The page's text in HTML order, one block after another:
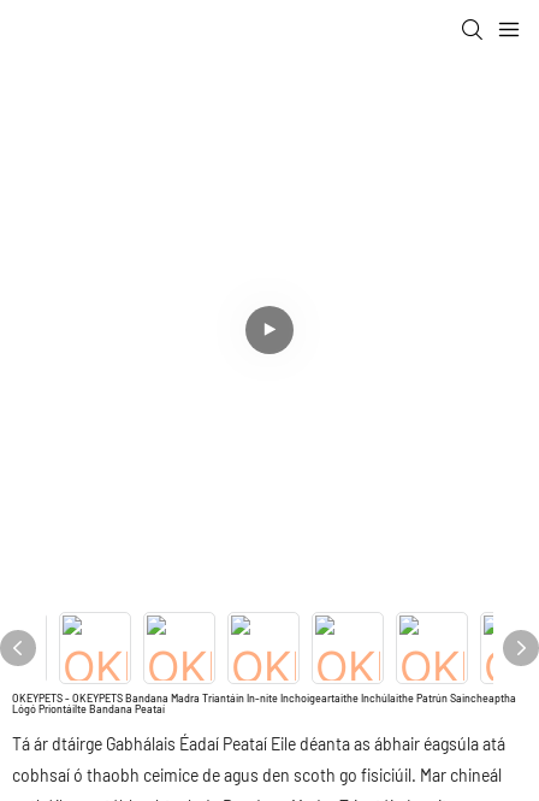
OKEYPETS - OKEYPETS Bandana Madra Triantáin In-nite Inchoigeartaithe Inchúlaithe Patrún Saincheaptha
Lógó Priontáilte Bandana Peataí
Tá ár dtáirge Gabhálais Éadaí Peataí Eile déanta as ábhair éagsúla atá
cobhsaí ó thaobh ceimice de agus den scoth go fisiciúil. Mar chineál